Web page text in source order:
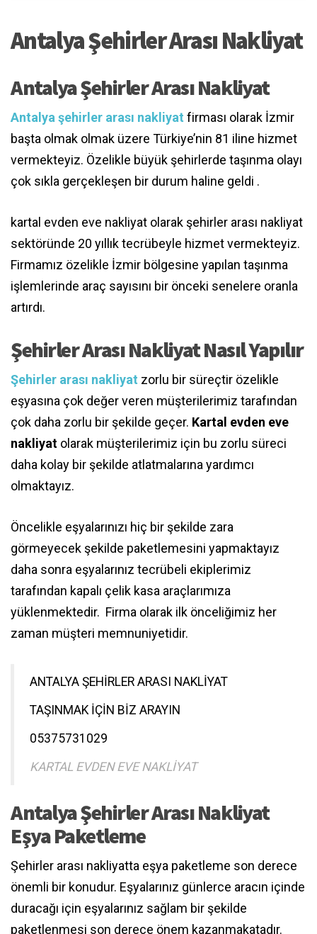
Antalya Şehirler Arası Nakliyat
Antalya Şehirler Arası Nakliyat
Antalya şehirler arası nakliyat firması olarak İzmir
başta olmak olmak üzere Türkiye’nin 81 iline hizmet
vermekteyiz. Özelikle büyük şehirlerde taşınma olayı
çok sıkla gerçekleşen bir durum haline geldi .
kartal evden eve nakliyat olarak şehirler arası nakliyat
sektöründe 20 yıllık tecrübeyle hizmet vermekteyiz.
Firmamız özelikle İzmir bölgesine yapılan taşınma
işlemlerinde araç sayısını bir önceki senelere oranla
artırdı.
Şehirler Arası Nakliyat Nasıl Yapılır
Şehirler arası nakliyat zorlu bir süreçtir özelikle
eşyasına çok değer veren müşterilerimiz tarafından
çok daha zorlu bir şekilde geçer. Kartal evden eve
nakliyat olarak müşterilerimiz için bu zorlu süreci
daha kolay bir şekilde atlatmalarına yardımcı
olmaktayız.
Öncelikle eşyalarınızı hiç bir şekilde zara
görmeyecek şekilde paketlemesini yapmaktayız
daha sonra eşyalarınız tecrübeli ekiplerimiz
tarafından kapalı çelik kasa araçlarımıza
yüklenmektedir. Firma olarak ilk önceliğimiz her
zaman müşteri memnuniyetidir.
ANTALYA ŞEHİRLER ARASI NAKLİYAT
TAŞINMAK İÇİN BİZ ARAYIN
05375731029
KARTAL EVDEN EVE NAKLİYAT
Antalya Şehirler Arası Nakliyat
Eşya Paketleme
Şehirler arası nakliyatta eşya paketleme son derece
önemli bir konudur. Eşyalarınız günlerce aracın içinde
duracağı için eşyalarınız sağlam bir şekilde
paketlenmesi son derece önem kazanmakatadır.